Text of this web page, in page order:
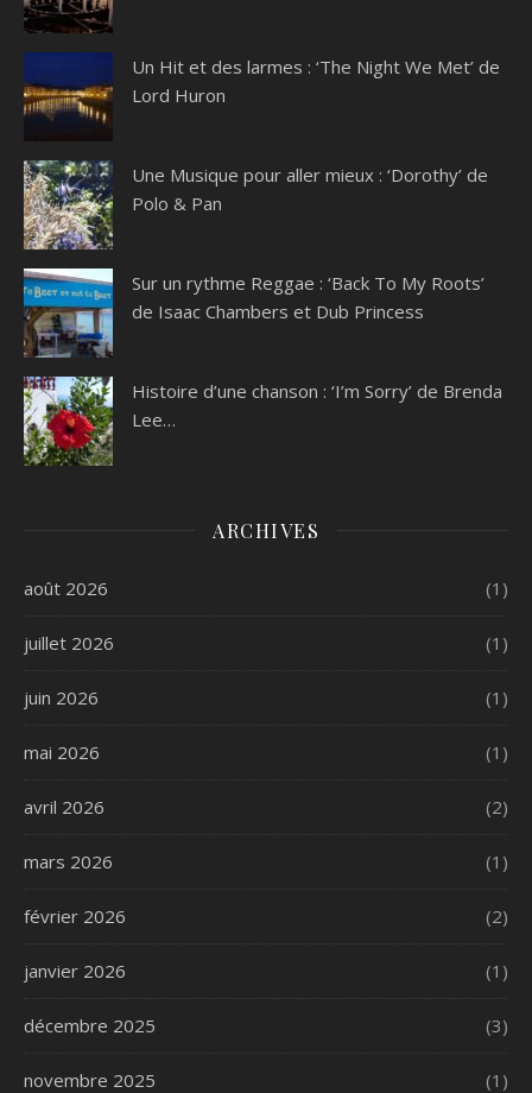
Un Hit et des larmes : ‘The Night We Met’ de
Lord Huron
Une Musique pour aller mieux : ‘Dorothy’ de
Polo & Pan
Sur un rythme Reggae : ‘Back To My Roots’
de Isaac Chambers et Dub Princess
Histoire d’une chanson : ‘I’m Sorry’ de Brenda
Lee…
ARCHIVES
août 2026 (1)
juillet 2026 (1)
juin 2026 (1)
mai 2026 (1)
avril 2026 (2)
mars 2026 (1)
février 2026 (2)
janvier 2026 (1)
décembre 2025 (3)
novembre 2025 (1)